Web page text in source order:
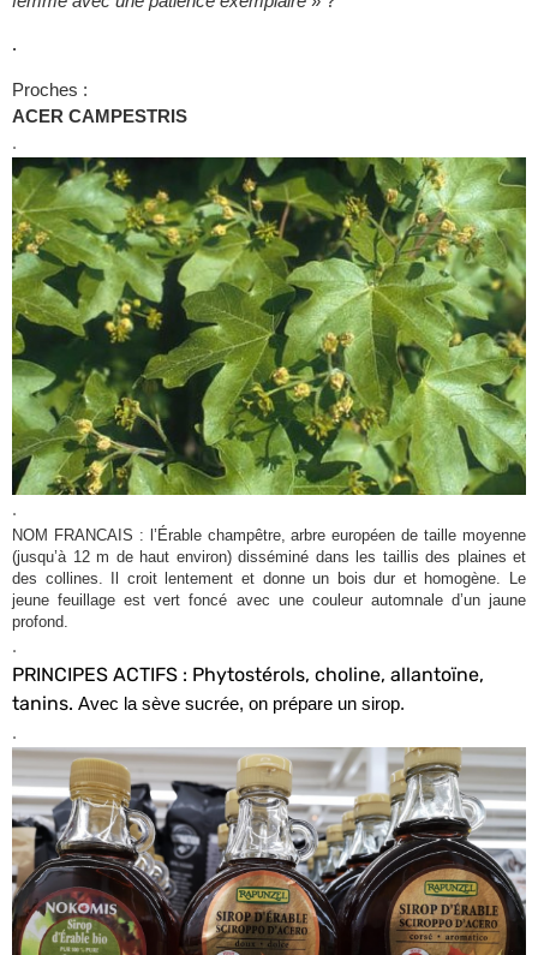
.
Proches :
ACER CAMPESTRIS
.
.
NOM FRANCAIS : l’Érable champêtre, arbre européen de taille moyenne
(jusqu’à 12 m de haut environ) disséminé dans les taillis des plaines et
des collines. Il croit lentement et donne un bois dur et homogène. Le
jeune feuillage est vert foncé avec une couleur automnale d’un jaune
profond.
.
PRINCIPES ACTIFS : Phytostérols, choline, allantoïne,
tanins. Avec la sève sucrée, on prépare un sirop.
.